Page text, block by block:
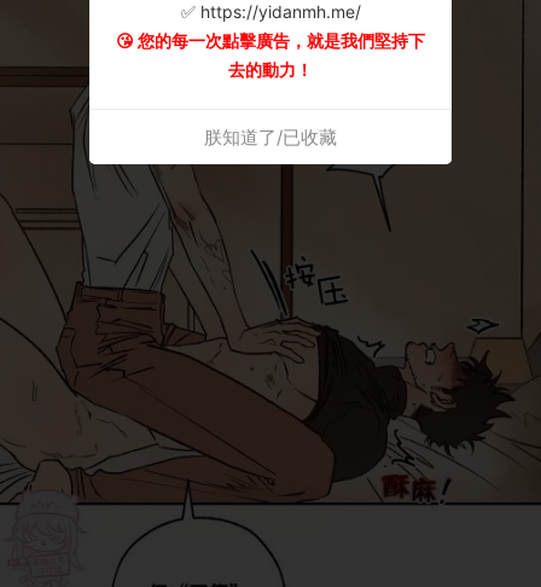
✅ https://yidanmh.me/
😘 您的每一次點擊廣告，就是我們堅持下
去的動力！
朕知道了/已收藏